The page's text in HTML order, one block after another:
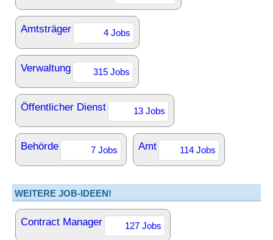
Amtsträger 4 Jobs
Verwaltung 315 Jobs
Öffentlicher Dienst 13 Jobs
Behörde 7 Jobs Amt 114 Jobs
WEITERE JOB-IDEEN!
Contract Manager 127 Jobs